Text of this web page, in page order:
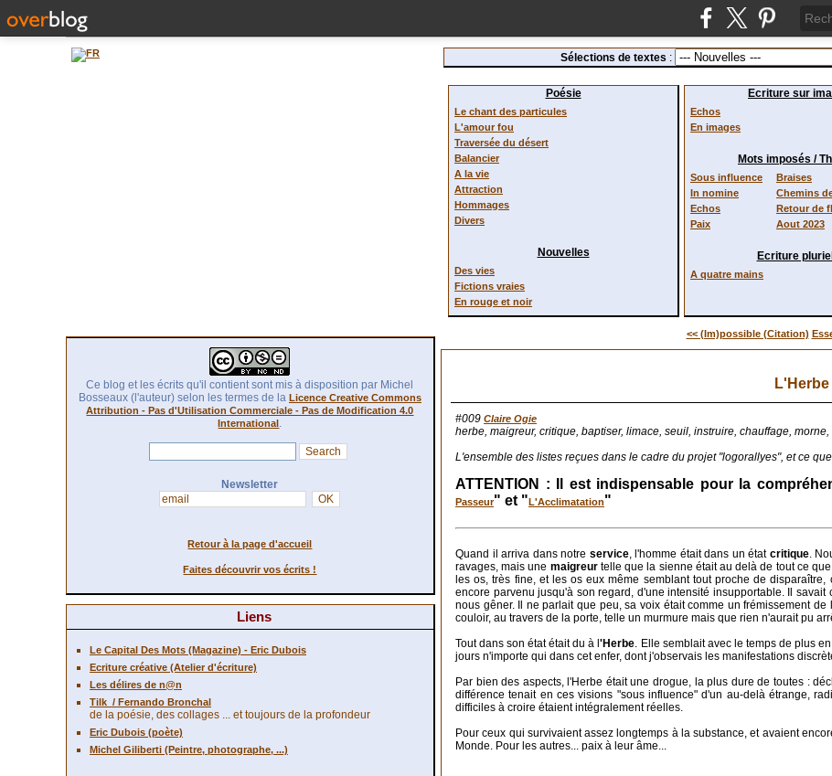
Sélections de textes :
Poésie
Le chant des particules
L'amour fou
Traversée du désert
Balancier
A la vie
Attraction
Hommages
Divers
Nouvelles
Des vies
Fictions vraies
En rouge et noir
Ecriture sur
Echos
En images
Mots imposés /
Sous influence
In nomine
Echos
Paix
Braises
Chemins
Retour de
Aout 2023
Ecriture
A quatre mains
Ce blog et les écrits qu'il contient sont mis à disposition par Michel
Bosseaux (l'auteur) selon les termes de la Licence Creative Commons
Attribution - Pas d'Utilisation Commerciale - Pas de Modification 4.0
International.
Newsletter
Retour à la page d'accueil
Faites découvrir vos écrits !
Liens
Le Capital Des Mots (Magazine) - Eric Dubois
Ecriture créative (Atelier d'écriture)
Les délires de n@n
Tilk / Fernando Bronchal
de la poésie, des collages ... et toujours de la profondeur
Eric Dubois (poète)
Michel Giliberti (Peintre, photographe, ...)
<< (Im)possible (Citation)
L'Herbe
#009 Claire Ogie
herbe, maigreur, critique, baptiser, limace, seuil, instruire, chauffage, morne,
L'ensemble des listes reçues dans le cadre du projet "logorallyes", et ce
ATTENTION : Il est indispensable pour la
Passeur" et "L'Acclimatation"
Quand il arriva dans notre service, l'homme était dans un état critique.
ravages, mais une maigreurtelle que la sienne était au delà de tout ce
les os, très fine, et les os eux même semblant tout proche de
encore parvenu jusqu'à son regard, d'une intensité insupportable. Il
nous gêner. Il ne parlait que peu, sa voix était comme un frémissement
couloir, au travers de la porte, telle un murmure mais que rien n'aurait pu
Tout dans son état était du à l'Herbe . Elle semblait avec le temps de plus
jours n'importe qui dans cet enfer, dont j'observais les manifestations
Par bien des aspects, l'Herbe était une drogue, la plus dure de toutes :
différence tenait en ces visions "sous influence" d'un au-delà étrange,
difficiles à croire étaient intégralement réelles.
Pour ceux qui survivaient assez longtemps à la substance, et avaient
Monde. Pour les autres... paix à leur âme...